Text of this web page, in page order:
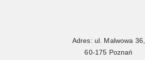
Adres: ul. Malwowa 36,
60-175 Poznań